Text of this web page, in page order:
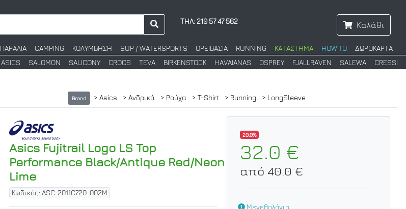
ΤΗΛ: 210 57 47 562 Καλάθι
ΠΑΡΑΛΙΑ CAMPING ΚΟΛΥΜΒΗΣΗ SUP / WATERSPORTS ΟΡΕΙΒΑΣΙΑ RUNNING ΚΑΤΑΣΤΗΜΑ HOW TO
ΔΩΡΟΚΑΡΤΑ
ASICS SALOMON SAUCONY CROCS TEVA BIRKENSTOCK HAVAIANAS OSPREY FJALLRAVEN SALEWA CRESSI
Brand > Asics > Ανδρικά > Ρούχα > T-Shirt > Running > LongSleeve
Asics Fujitrail Logo LS Top
Performance Black/Antique Red/Neon
Lime
Κωδικός: ASC-2011C720-002M
20.0%
32.0 €
από 40.0 €
Μεγεθολόγιο